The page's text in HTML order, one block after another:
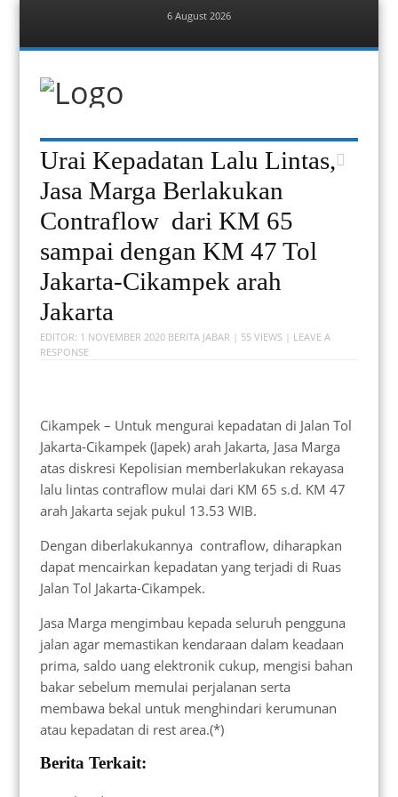
6 August 2026
Menu
to
Berita Bekasi
Menu
Skip
to
content
Urai Kepadatan Lalu Lintas,
Jasa Marga Berlakukan
Contraflow dari KM 65
sampai dengan KM 47 Tol
Jakarta-Cikampek arah
Jakarta
EDITOR: 1 NOVEMBER 2020 BERITA JABAR | 55 VIEWS | LEAVE A
RESPONSE
Cikampek – Untuk mengurai kepadatan di Jalan Tol
Jakarta-Cikampek (Japek) arah Jakarta, Jasa Marga
atas diskresi Kepolisian memberlakukan rekayasa
lalu lintas contraflow mulai dari KM 65 s.d. KM 47
arah Jakarta sejak pukul 13.53 WIB.
Dengan diberlakukannya contraflow, diharapkan
dapat mencairkan kepadatan yang terjadi di Ruas
Jalan Tol Jakarta-Cikampek.
Jasa Marga mengimbau kepada seluruh pengguna
jalan agar memastikan kendaraan dalam keadaan
prima, saldo uang elektronik cukup, mengisi bahan
bakar sebelum memulai perjalanan serta
membawa bekal untuk menghindari kerumunan
atau kepadatan di rest area.(*)
Berita Terkait: